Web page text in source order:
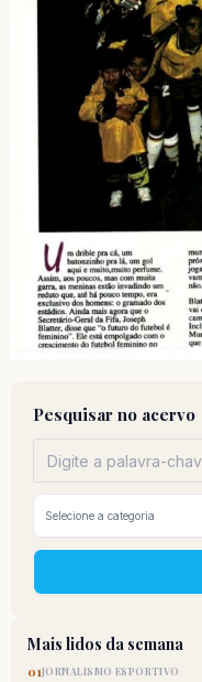
Pesquisar no acervo
Mais lidos da semana
01JORNALISMO ESPORTIVO